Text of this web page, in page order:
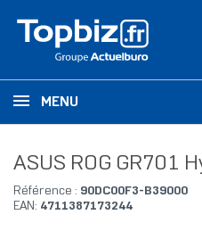
MENU
ASUS ROG GR701
Référence : 90DC00F3-B39000
EAN: 4711387173244